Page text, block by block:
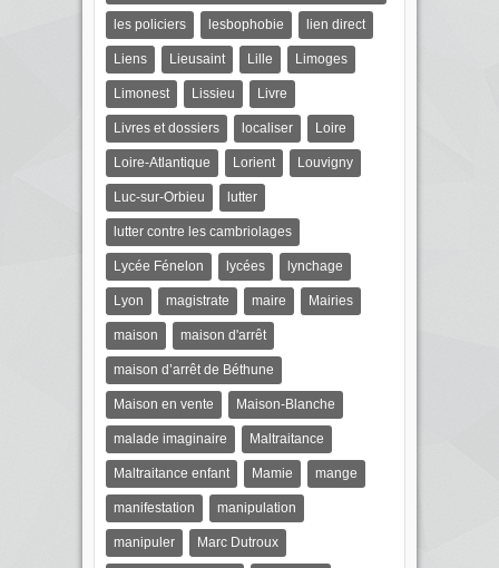
les policiers lesbophobie lien direct
Liens Lieusaint Lille Limoges
Limonest Lissieu Livre
Livres et dossiers localiser Loire
Loire-Atlantique Lorient Louvigny
Luc-sur-Orbieu lutter
lutter contre les cambriolages
Lycée Fénelon lycées lynchage
Lyon magistrate maire Mairies
maison maison d'arrêt
maison d’arrêt de Béthune
Maison en vente Maison-Blanche
malade imaginaire Maltraitance
Maltraitance enfant Mamie mange
manifestation manipulation
manipuler Marc Dutroux